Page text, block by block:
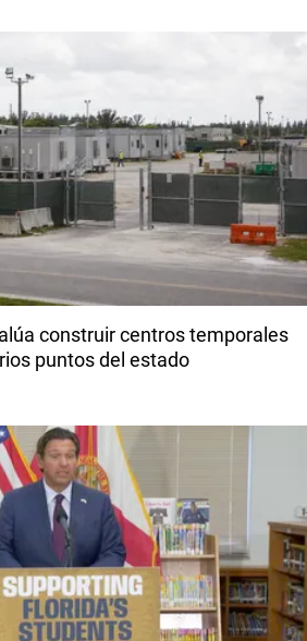
construir centros temporales
puntos del estado